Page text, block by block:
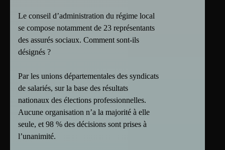
Le conseil d’administration du régime local
se compose notamment de 23 représentants
des assurés sociaux. Comment sont-ils
désignés ?
Par les unions départementales des syndicats
de salariés, sur la base des résultats
nationaux des élections professionnelles.
Aucune organisation n’a la majorité à elle
seule, et 98 % des décisions sont prises à
l’unanimité.